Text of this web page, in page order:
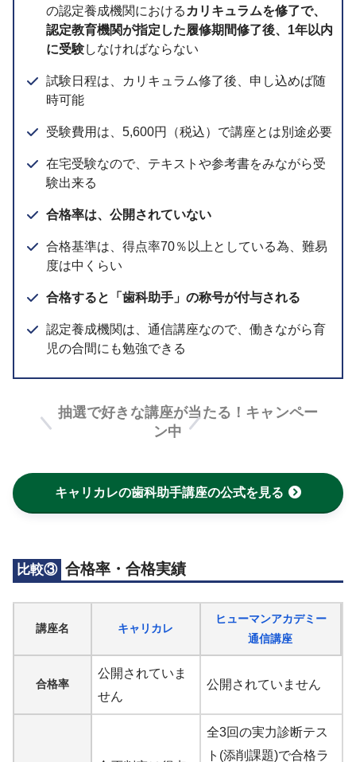
の認定養成機関における カリキュラムを修了で、
認定教育機関が指定した履修期間修了後、1年以内
に受験しなければならない
試験日程は、カリキュラム修了後、申し込めば随
時可能
受験費用は、5,600円（税込）で講座とは別途必要
在宅受験なので、テキストや参考書をみながら受
験出来る
合格率は、公開されていない
合格基準は、得点率70％以上としている為、難易
度は中くらい
合格すると「歯科助手」の称号が付与される
認定養成機関は、通信講座なので、働きながら育
児の合間にも勉強できる
抽選で好きな講座が当たる！キャンペー
ン中
キャリカレの歯科助手講座の公式を見る
比較③ 合格率・合格実績
講座名 キャリカレ
ヒューマンアカデミー
通信講座
合格率
公開されていま
せん
公開されていません
全3回の実力診断テス
ト(添削課題)で合格ラ